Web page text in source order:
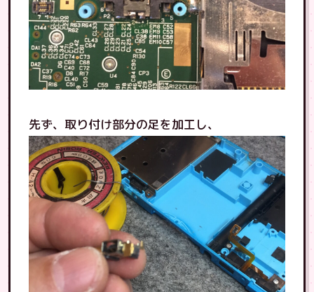
先ず、取り付け部分の足を加工し、